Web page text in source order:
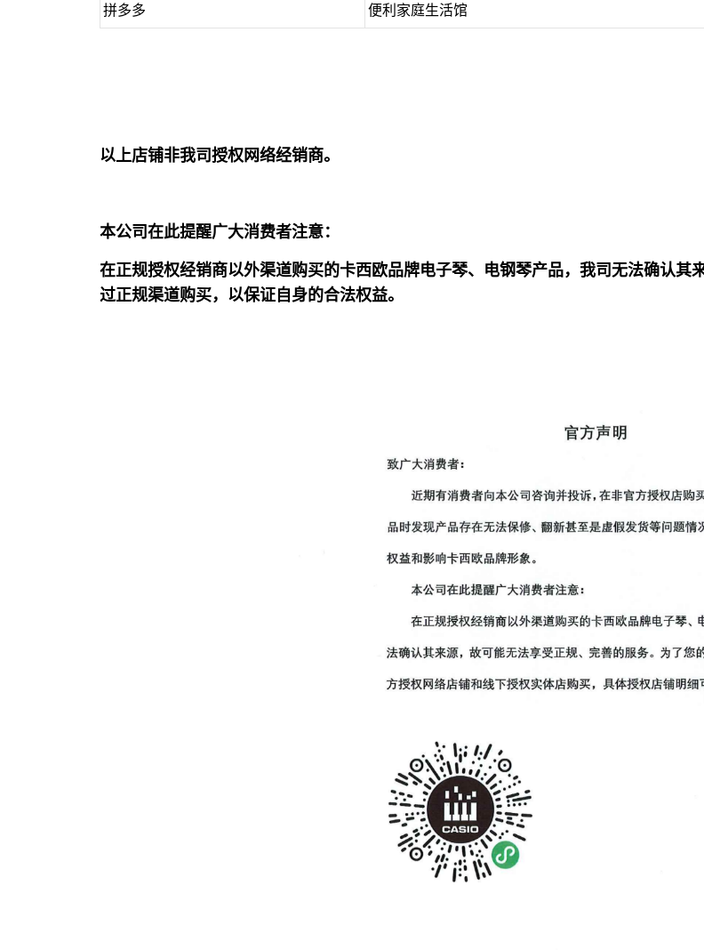
拼多多
便利家庭生活馆
以上店铺非我司授权网络经销商。
本公司在此提醒广大消费者注意：
在正规授权经销商以外渠道购买的卡西欧品牌电子琴、电钢琴产品，我司无法确认
过正规渠道购买，以保证自身的合法权益。